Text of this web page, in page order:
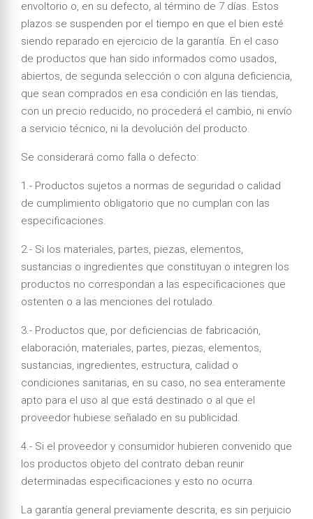
envoltorio o, en su defecto, al término de 7 días. Estos
plazos se suspenden por el tiempo en que el bien esté
siendo reparado en ejercicio de la garantía. En el caso
de productos que han sido informados como usados,
abiertos, de segunda selección o con alguna deficiencia,
que sean comprados en esa condición en las tiendas,
con un precio reducido, no procederá el cambio, ni envío
a servicio técnico, ni la devolución del producto.
Se considerará como falla o defecto:
1.- Productos sujetos a normas de seguridad o calidad
de cumplimiento obligatorio que no cumplan con las
especificaciones.
2.- Si los materiales, partes, piezas, elementos,
sustancias o ingredientes que constituyan o integren los
productos no correspondan a las especificaciones que
ostenten o a las menciones del rotulado.
3.- Productos que, por deficiencias de fabricación,
elaboración, materiales, partes, piezas, elementos,
sustancias, ingredientes, estructura, calidad o
condiciones sanitarias, en su caso, no sea enteramente
apto para el uso al que está destinado o al que el
proveedor hubiese señalado en su publicidad.
4.- Si el proveedor y consumidor hubieren convenido que
los productos objeto del contrato deban reunir
determinadas especificaciones y esto no ocurra.
La garantía general previamente descrita, es sin perjuicio